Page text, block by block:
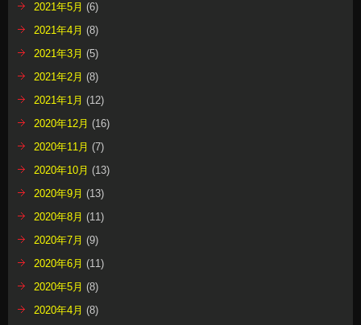
2021年5月 (6)
2021年4月 (8)
2021年3月 (5)
2021年2月 (8)
2021年1月 (12)
2020年12月 (16)
2020年11月 (7)
2020年10月 (13)
2020年9月 (13)
2020年8月 (11)
2020年7月 (9)
2020年6月 (11)
2020年5月 (8)
2020年4月 (8)